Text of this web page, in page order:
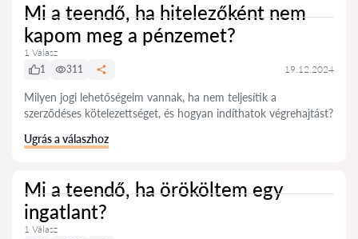
Mi a teendő, ha hitelezőként nem
kapom meg a pénzemet?
1 Válasz
1
311 19.12.2024
Milyen jogi lehetőségeim vannak, ha nem teljesítik a
szerződéses kötelezettséget, és hogyan indíthatok végrehajtást?
Ugrás a válaszhoz
Mi a teendő, ha örököltem egy
ingatlant?
1 Válasz